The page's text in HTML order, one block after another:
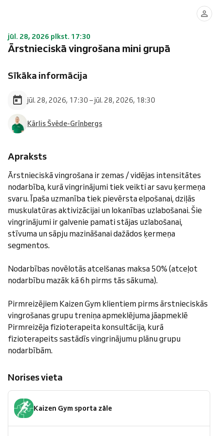
jūl. 28, 2026 plkst. 17:30
Ārstnieciskā vingrošana mini grupā
Sīkāka informācija
jūl. 28, 2026, 17:30 – jūl. 28, 2026, 18:30
Kārlis Švēde-Grīnbergs
Apraksts
Ārstnieciskā vingrošana ir zemas / vidējas intensitātes
nodarbība, kurā vingrinājumi tiek veikti ar savu ķermeņa
svaru. Īpaša uzmanība tiek pievērsta elpošanai, dziļās
muskulatūras aktivizācijai un lokanības uzlabošanai. Šie
vingrinājumi ir galvenie pamati stājas uzlabošanai,
stīvuma un sāpju mazināšanai dažādos ķermeņa
segmentos.
Nodarbības novēlotās atcelšanas maksa 50% (atceļot
nodarbību mazāk kā 6h pirms tās sākuma).
Pirmreizējiem Kaizen Gym klientiem pirms ārstnieciskās
vingrošanas grupu treniņa apmeklējuma jāapmeklē
Pirmreizēja fizioterapeita konsultācija, kurā
fizioterapeits sastādīs vingrinājumu plānu grupu
nodarbībām.
Norises vieta
Kaizen Gym sporta zāle